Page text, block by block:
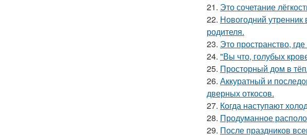
21. Это сочетание
22. Новогодний
родителя.
23. Это пространство,
24. "Вы что, голубых
25. Просторный дом в
26. Аккуратный и
дверных откосов.
27. Когда наступают
28. Продуманное
29. После праздников